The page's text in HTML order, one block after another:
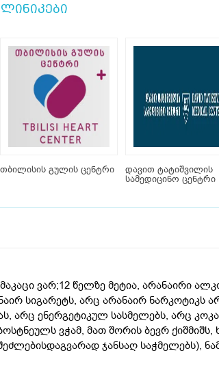
თბილისის გულის ცენტრი
დავით ტატიშვილის
სამედიცინო ცენტრი
ვარ;12 წელზე მეტია, არანაირი
სიგარეტს, არც არანაირ ნარკოტიკს
არც ენერგეტიკულ სასმელებს, არც
ვჭამ, მათ შორის ბევრ ქიშმიშს,
ჯანსაღ საჭმელებს),